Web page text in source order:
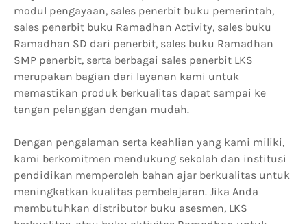
modul pengayaan, sales penerbit buku pemerintah,
sales penerbit buku Ramadhan Activity, sales buku
Ramadhan SD dari penerbit, sales buku Ramadhan
SMP penerbit, serta berbagai sales penerbit LKS
merupakan bagian dari layanan kami untuk
memastikan produk berkualitas dapat sampai ke
tangan pelanggan dengan mudah.
Dengan pengalaman serta keahlian yang kami miliki,
kami berkomitmen mendukung sekolah dan institusi
pendidikan memperoleh bahan ajar berkualitas untuk
meningkatkan kualitas pembelajaran. Jika Anda
membutuhkan distributor buku asesmen, LKS